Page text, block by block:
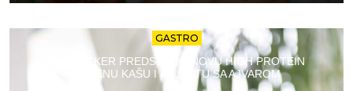
GASTRO
DR. OETKER PREDSTAVIO NOVU HIGH PROTEIN
OVSENU KAŠU I PALENTU SA AJVAROM